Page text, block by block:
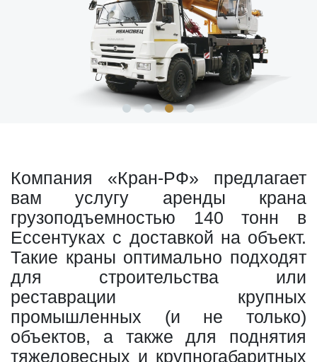
Компания «Кран-РФ» предлагает
вам услугу аренды крана
грузоподъемностью 140 тонн в
Ессентуках с доставкой на объект.
Такие краны оптимально подходят
для строительства или
реставрации крупных
промышленных (и не только)
объектов, а также для поднятия
тяжеловесных и крупногабаритных